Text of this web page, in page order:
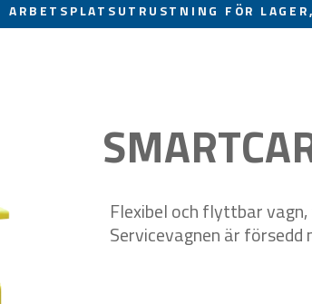
Pausa
ARBETSPLATSUTRUSTNING FÖR
Flexibel och flyttbar
Servicevagnen är